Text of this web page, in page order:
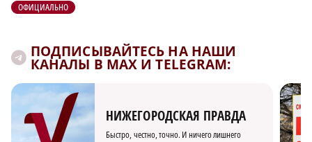
ОФИЦИАЛЬНО
ПОДПИСЫВАЙТЕСЬ НА НАШИ
КАНАЛЫ В MAX И TELEGRAM:
НИЖЕГОРОДСКАЯ ПРАВДА
Быстро, честно, точно. И ничего лишнего